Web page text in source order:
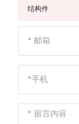
结构件